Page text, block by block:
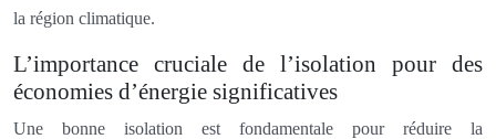
la région climatique.
L’importance cruciale de l’isolation pour des
économies d’énergie significatives
Une bonne isolation est fondamentale pour réduire la